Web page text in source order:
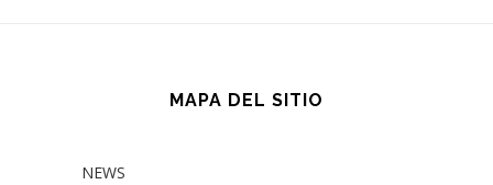
MAPA DEL SITIO
NEWS